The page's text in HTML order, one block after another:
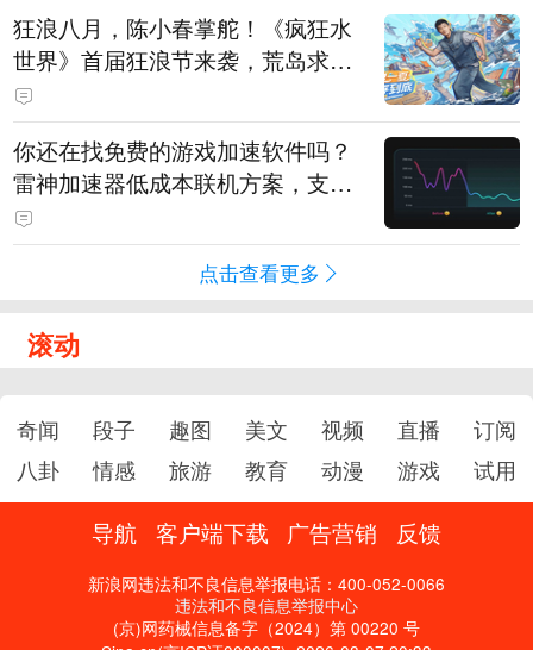
狂浪八月，陈小春掌舵！《疯狂水
世界》首届狂浪节来袭，荒岛求生
直播即将开启
你还在找免费的游戏加速软件吗？
雷神加速器低成本联机方案，支持
免费试用
点击查看更多
滚动
奇闻 段子 趣图 美文 视频 直播
订阅
八卦
情感 旅游 教育 动漫 游戏 试用
导航 客户端下载 广告营销 反馈
新浪网违法和不良信息举报电话：400-052-0066
违法和不良信息举报中心
(京)网药械信息备字（2024）第 00220 号